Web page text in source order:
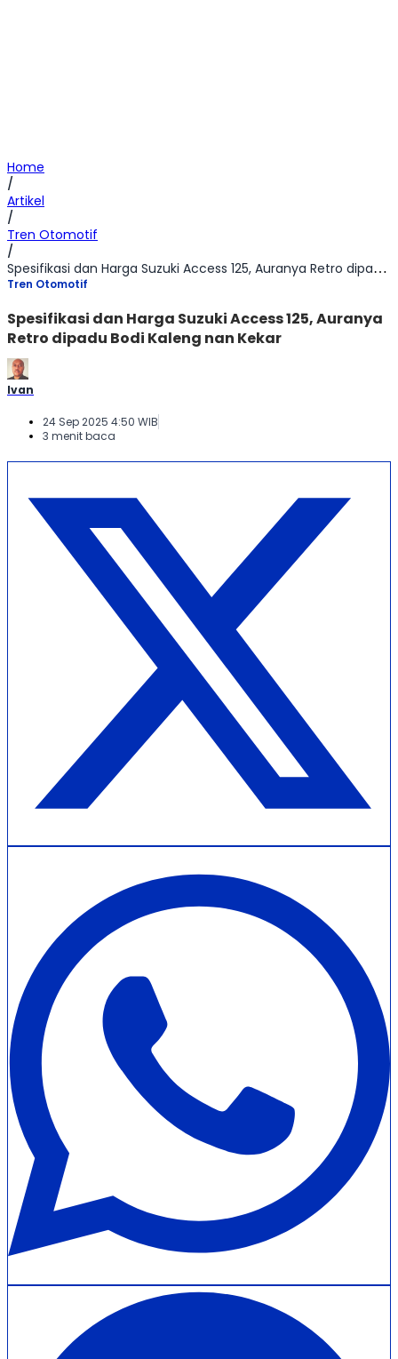
Home
/
Artikel
/
Tren Otomotif
/
Spesifikasi dan Harga Suzuki Access 125, Auranya Retro dipadu Bodi Kaleng nan Kekar
Tren Otomotif
Spesifikasi dan Harga Suzuki Access 125, Auranya
Retro dipadu Bodi Kaleng nan Kekar
Ivan
24 Sep 2025 4:50 WIB
3 menit baca